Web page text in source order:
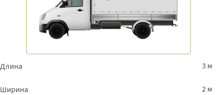
Длина 3 м
Ширина 2 м